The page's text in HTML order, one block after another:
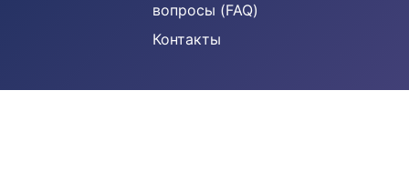
вопросы (FAQ)
Контакты